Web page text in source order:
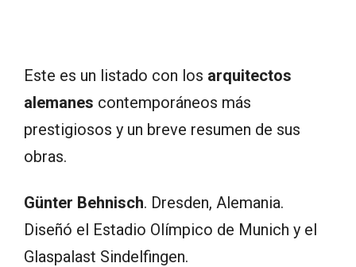
Este es un listado con los arquitectos
alemanes contemporáneos más
prestigiosos y un breve resumen de sus
obras.
Günter Behnisch. Dresden, Alemania.
Diseñó el Estadio Olímpico de Munich y el
Glaspalast Sindelfingen.